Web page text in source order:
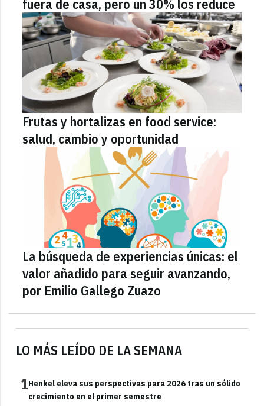
LO MÁS LEÍDO DE LA SEMANA
1Henkel eleva sus perspectivas para 2026 tras un sólido
crecimiento en el primer semestre
fuera de casa, pero un 30% los reduce
Frutas y hortalizas en food service:
salud, cambio y oportunidad
La búsqueda de experiencias únicas: el
valor añadido para seguir avanzando,
por Emilio Gallego Zuazo